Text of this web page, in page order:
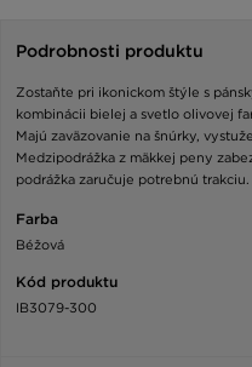
Podrobnosti produktu
Zostaňte pri ikonickom štýle s
kombinácii bielej a svetlo olivovej
Majú zaväzovanie na šnúrky,
Medzipodrážka z mäkkej peny
podrážka zaručuje potrebnú
Farba
Béžová
Kód produktu
IB3079-300